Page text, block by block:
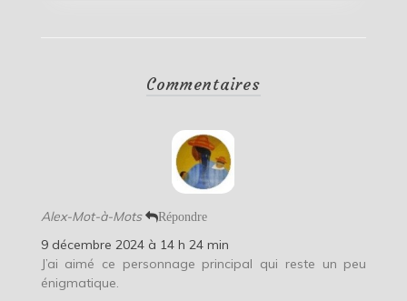
Commentaires
Alex-Mot-à-Mots Répondre
9 décembre 2024 à 14 h 24 min
J’ai aimé ce personnage principal qui reste un peu
énigmatique.